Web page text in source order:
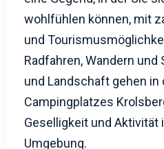
wohlfühlen können, mit
und
Radfahren, Wandern und
und Landschaft gehen in
Campingplatzes
Geselligkeit und Aktivität
Umgebung.